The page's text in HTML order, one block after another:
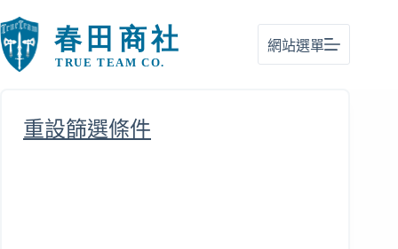
至
主
網站選單
重設篩選條件